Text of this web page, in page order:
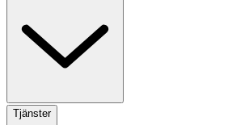
Tjänster